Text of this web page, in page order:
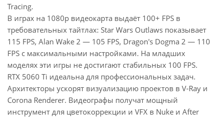
Tracing.
В играх на 1080p видеокарта выдаёт 100+ FPS в
требовательных тайтлах: Star Wars Outlaws показывает
115 FPS, Alan Wake 2 — 105 FPS, Dragon's Dogma 2 — 110
FPS с максимальными настройками. На младших
моделях эти игры не достигают стабильных 100 FPS.
RTX 5060 Ti идеальна для профессиональных задач.
Архитекторы ускорят визуализацию проектов в V-Ray и
Corona Renderer. Видеографы получат мощный
инструмент для цветокоррекции и VFX в Nuke и After